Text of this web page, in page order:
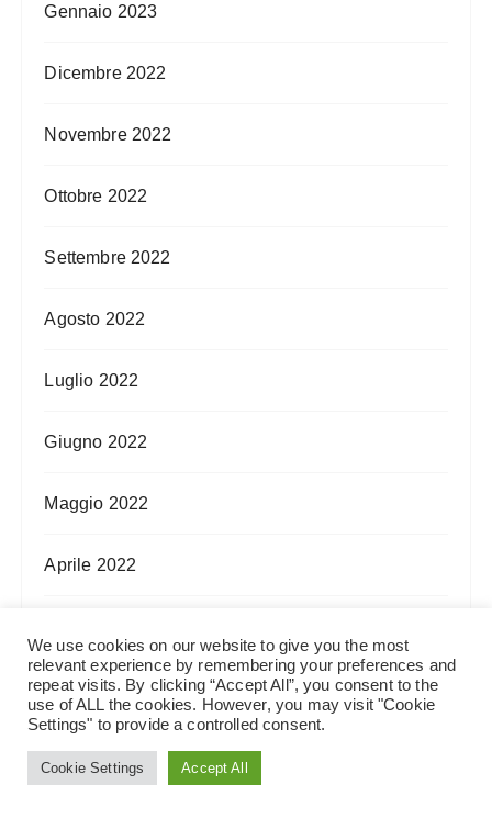
Gennaio 2023
Dicembre 2022
Novembre 2022
Ottobre 2022
Settembre 2022
Agosto 2022
Luglio 2022
Giugno 2022
Maggio 2022
Aprile 2022
Febbraio 2022
Gennaio 2022
We use cookies on our website to give you the most
relevant experience by remembering your preferences and
repeat visits. By clicking “Accept All”, you consent to the
use of ALL the cookies. However, you may visit "Cookie
Settings" to provide a controlled consent.
Cookie Settings Accept All